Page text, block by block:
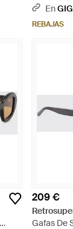
Acetato
En
REBAJAS
209 €
Gafas De